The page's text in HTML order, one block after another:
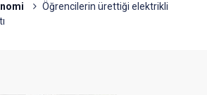
Öğrencilerin ürettiği elektrikli